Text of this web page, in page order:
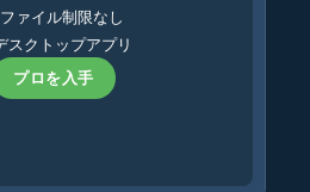
ファイル制限なし
スクトップアプリ
プロを入手